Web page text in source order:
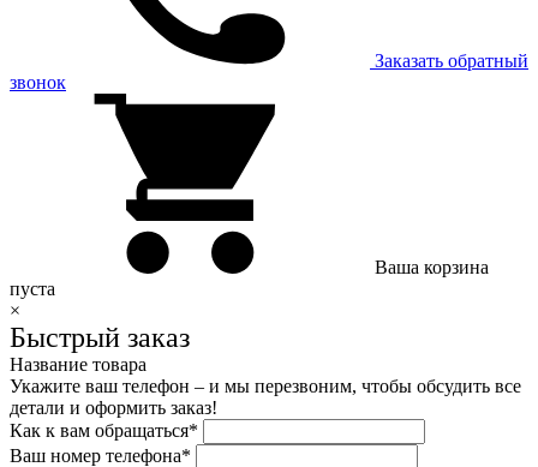
Заказать обратный
звонок
Ваша корзина
пуста
×
Быстрый заказ
Название товара
Укажите ваш телефон – и мы перезвоним, чтобы обсудить все
детали и оформить заказ!
Как к вам обращаться*
Ваш номер телефона*